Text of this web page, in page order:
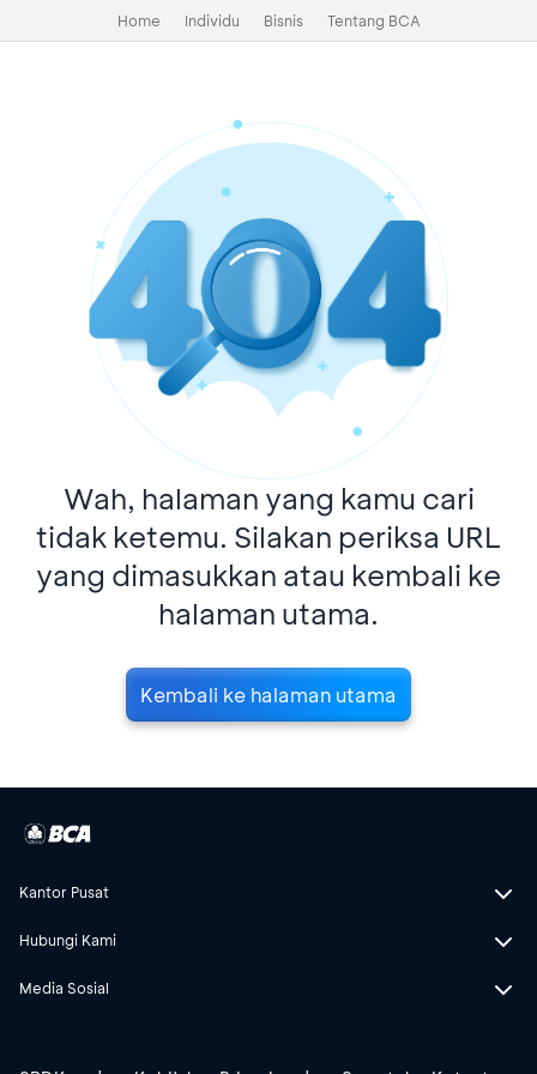
Home Individu Bisnis Tentang BCA
Wah, halaman yang kamu cari
tidak ketemu. Silakan periksa URL
yang dimasukkan atau kembali ke
halaman utama.
Kembali ke halaman utama
Kantor Pusat
Hubungi Kami
Media Sosial